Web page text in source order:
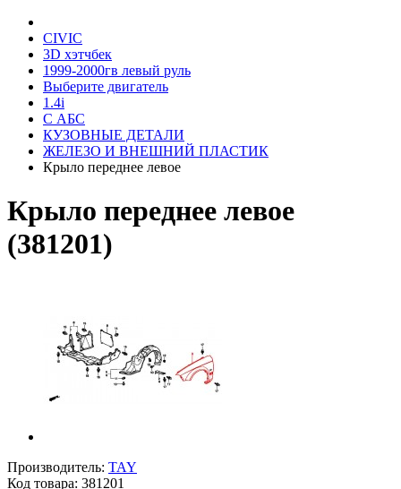
CIVIC
3D хэтчбек
1999-2000гв левый руль
Выберите двигатель
1.4i
С АБС
КУЗОВНЫЕ ДЕТАЛИ
ЖЕЛЕЗО И ВНЕШНИЙ ПЛАСТИК
Крыло переднее левое
Крыло переднее левое
(381201)
Производитель: TAY
Код товара: 381201